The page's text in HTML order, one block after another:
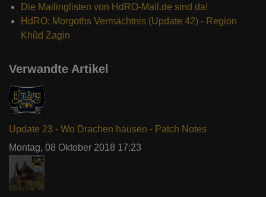
Die Mailinglisten von HdRO-Mail.de sind da!
HdRO: Morgoths Vermächtnis (Update 42) - Region
Khûd Zagin
Verwandte Artikel
Update 23 - Wo Drachen hausen - Patch Notes
Montag, 08 Oktober 2018 17:23